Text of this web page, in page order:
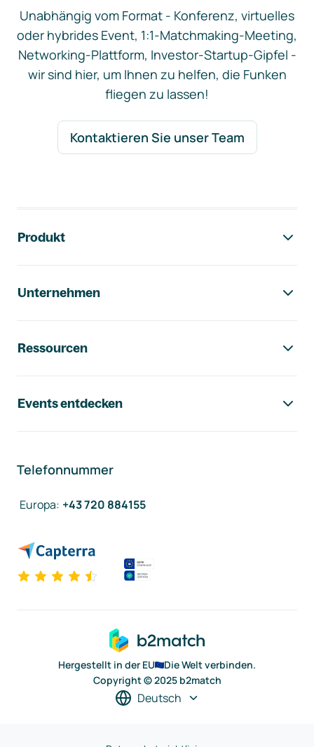
Unabhängig vom Format - Konferenz, virtuelles
oder hybrides Event, 1:1-Matchmaking-Meeting,
Networking-Plattform, Investor-Startup-Gipfel -
wir sind hier, um Ihnen zu helfen, die Funken
fliegen zu lassen!
Kontaktieren Sie unser Team
Produkt
Unternehmen
Ressourcen
Events entdecken
Telefonnummer
Europa: +43 720 884155
Hergestellt in der EU
Die Welt verbinden.
Copyright © 2025 b2match
Deutsch